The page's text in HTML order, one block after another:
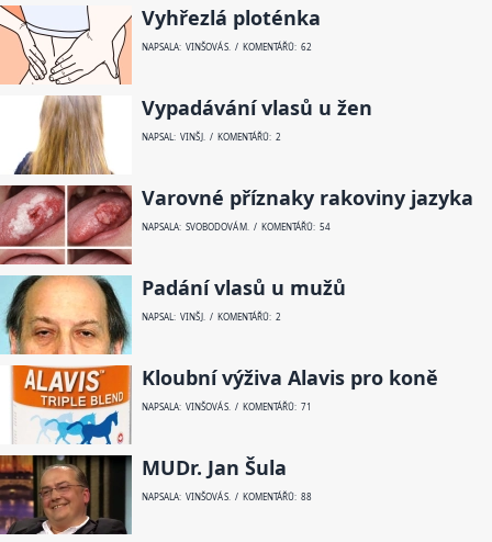
Vyhřezlá ploténka
NAPSALA: VINŠOVÁ S. / KOMENTÁŘŮ: 62
Vypadávání vlasů u žen
NAPSAL: VINŠ J. / KOMENTÁŘŮ: 2
Varovné příznaky rakoviny jazyka
NAPSALA: SVOBODOVÁ M. / KOMENTÁŘŮ: 54
Padání vlasů u mužů
NAPSAL: VINŠ J. / KOMENTÁŘŮ: 2
Kloubní výživa Alavis pro koně
NAPSALA: VINŠOVÁ S. / KOMENTÁŘŮ: 71
MUDr. Jan Šula
NAPSALA: VINŠOVÁ S. / KOMENTÁŘŮ: 88